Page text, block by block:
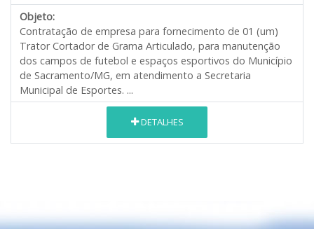
Objeto:
Contratação de empresa para fornecimento de 01 (um)
Trator Cortador de Grama Articulado, para manutenção
dos campos de futebol e espaços esportivos do Município
de Sacramento/MG, em atendimento a Secretaria
Municipal de Esportes. ...
DETALHES